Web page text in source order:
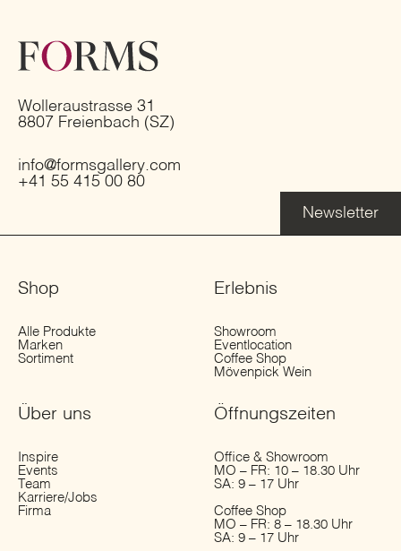
Wolleraustrasse 31
8807 Freienbach (SZ)
info@formsgallery.com
+41 55 415 00 80
Newsletter
Shop
Alle Produkte
Marken
Sortiment
Erlebnis
Showroom
Eventlocation
Coffee Shop
Mövenpick Wein
Über uns
Inspire
Events
Team
Karriere/Jobs
Firma
Öffnungs­zeiten
Office & Showroom
MO – FR: 10 – 18.30 Uhr
SA: 9 – 17 Uhr
Coffee Shop
MO – FR: 8 – 18.30 Uhr
SA: 9 – 17 Uhr